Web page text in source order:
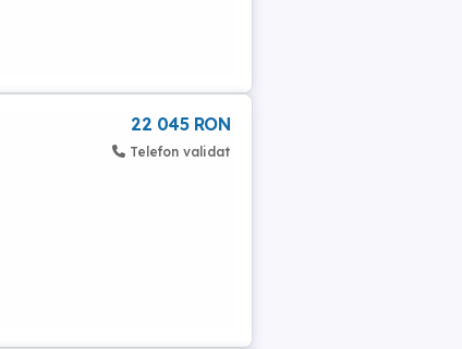
22 045 RON
Telefon validat